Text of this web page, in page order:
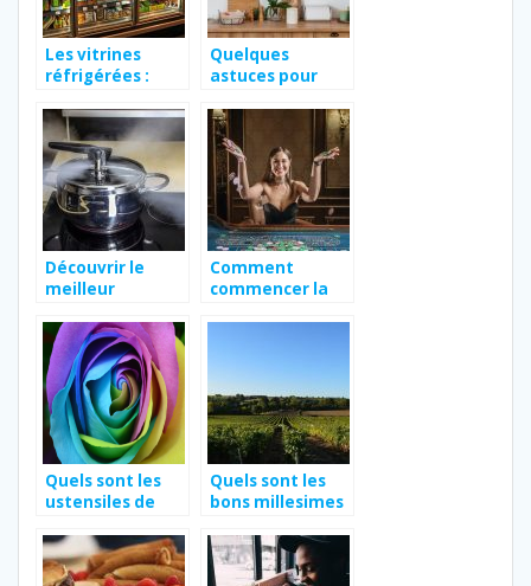
Les vitrines
réfrigérées :
pour ces outils ?
Quelques
astuces pour
zéro déchet en
cuisine
Découvrir le
meilleur
l’année
Comment
commencer la
Quels sont les
ustensiles de
chez soi pour
faire de la
Quels sont les
bons millesimes
absolument ?